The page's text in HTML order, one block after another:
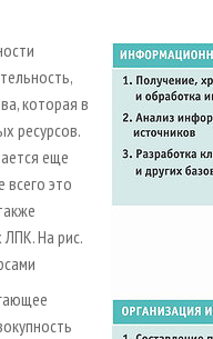
которая в
ресурсов.
еще
это
На рис.